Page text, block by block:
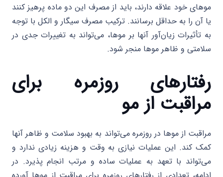
موهای خود علاقه دارند، باید از مصرف این دو ماده پرهیز کنند
یا آن را به حداقل برسانند. ترکیب مصرف سیگار و الکل با توجه
به تأثیرات زیان‌آور آنها بر موها، می‌تواند به تغییرات جدی در
سلامتی و ظاهر موها منجر شود.
رفتارهای روزمره برای
مراقبت از مو
مراقبت از موها در روزمره می‌تواند به بهبود سلامت و ظاهر آنها
کمک کند. این عملیات نیازی به وقت و هزینه زیادی ندارد و
می‌تواند با تعهد به عملیات ساده و مرتب انجام پذیرد. در